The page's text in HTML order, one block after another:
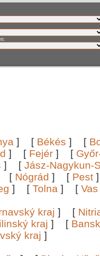
] [ Békés ] [
] [ Fejér ] [
] [ Jász-Nagykun-
[ Nógrád ] [ Pest
] [ Tolna ] [ Vas
kraj ] [
kraj ] [
kraj ]